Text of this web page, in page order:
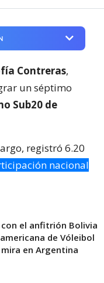
Contreras,
un séptimo
Sub20 de
registró 6.20
nacional
con el anfitrión Bolivia
de Vóleibol
en Argentina